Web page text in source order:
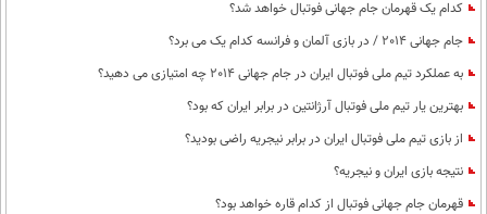
کدام یک قهرمان جام جهانی فوتبال خواهد شد؟
جام جهانی 2014 / در بازی آلمان و فرانسه کدام یک می برد؟
به عملکرد تیم ملی فوتبال ایران در جام جهانی 2014 چه امتیازی می دهید؟
بهترین یار تیم ملی فوتبال آرژانتین در برابر ایران که بود؟
از بازی تیم ملی فوتبال ایران در برابر نیجریه راضی بودید؟
نتیجه بازی ایران و نیجریه؟
قهرمان جام جهانی فوتبال از کدام قاره خواهد بود؟